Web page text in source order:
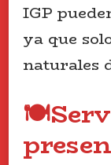
IGP
ya que
naturales